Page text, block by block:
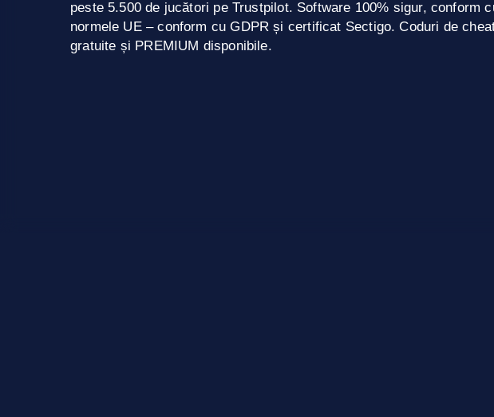
peste 5.500 de jucători pe Trustpilot. Software 100% sigur, conform
normele UE – conform cu GDPR și certificat Sectigo. Coduri de
gratuite și PREMIUM disponibile.